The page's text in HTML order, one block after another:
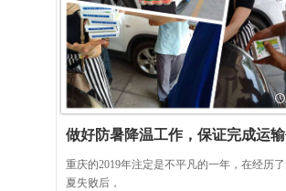
做好防暑降温工作，保证完成运
重庆的2019年注定是不平凡的一年，在经历
夏失败后，